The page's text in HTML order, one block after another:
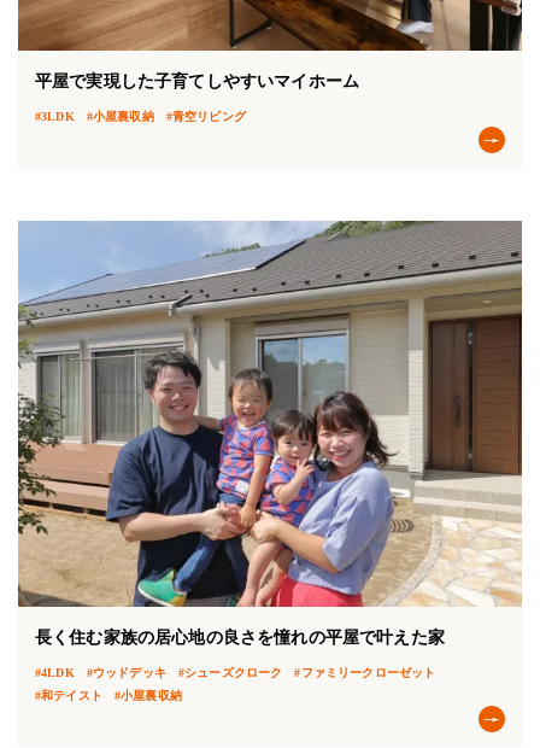
平屋で実現した子育てしやすいマイホーム
#3LDK #小屋裏収納 #青空リビング
長く住む家族の居心地の良さを憧れの平屋で叶えた家
#4LDK #ウッドデッキ #シューズクローク
#ファミリークローゼット
#和テイスト
#小屋裏収納